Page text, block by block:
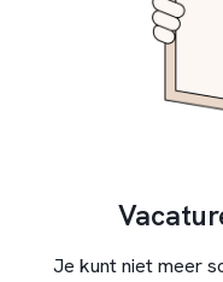
Je kunt niet meer